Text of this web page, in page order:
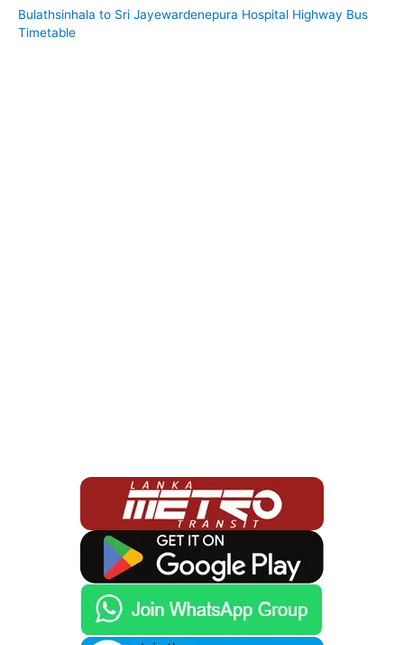
Bulathsinhala to Sri Jayewardenepura Hospital Highway Bus
Timetable